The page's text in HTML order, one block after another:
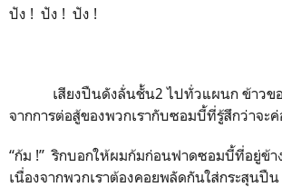
ปัง ! ปัง ! ปัง !
เสียงปืนดังลั่นชั้น2 ไปทั่วแผนก ข้าวของ
จากการต่อสู้ของพวกเรากับซอมบี้ที่รู้สึกว่าจะค่
“ก้ม !” ริกบอกให้ผมก้มก่อนฟาดซอมบี้ที่อยู่ข้
เนื่องจากพวกเราต้องคอยพลัดกันใส่กระสุนปืน